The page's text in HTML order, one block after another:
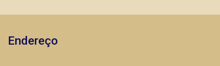
Endereço